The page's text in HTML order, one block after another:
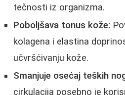
tečnosti iz organizma.
Poboljšava tonus kože:
kolagena i elastina
učvršćivanju kože.
Smanjuje osećaj teških
cirkulacija posebno je